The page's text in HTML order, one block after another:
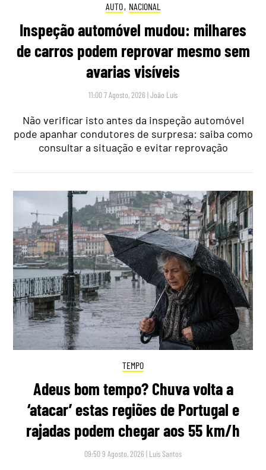
AUTO, NACIONAL
Inspeção automóvel mudou: milhares
de carros podem reprovar mesmo sem
avarias visíveis
11:00 7 Agosto, 2026 |João Luís
Não verificar isto antes da inspeção automóvel
pode apanhar condutores de surpresa: saiba como
consultar a situação e evitar reprovação
TEMPO
Adeus bom tempo? Chuva volta a
‘atacar’ estas regiões de Portugal e
rajadas podem chegar aos 55 km/h
09:50 9 Agosto, 2026 | Luís Santos